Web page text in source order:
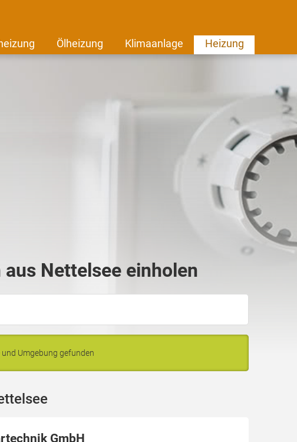
Ölheizung Klimaanlage Heizung
Nettelsee einholen
Umgebung gefunden
GmbH